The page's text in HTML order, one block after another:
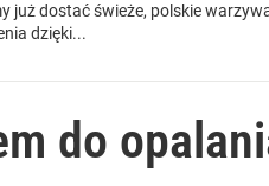
już dostać świeże, polskie
dzięki...
do